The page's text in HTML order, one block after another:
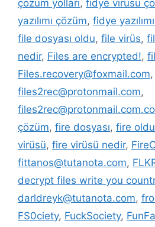
çözüm yolları, fidye virüsü
yazılımı çözüm, fidye
file dosyası oldu, file virüs,
nedir, Files are encrypted!,
Files.recovery@foxmail.com,
files2rec@protonmail.com,
çözüm, fire dosyası, fire oldu
virüsü, fire virüsü nedir,
fittanos@tutanota.com,
decrypt files write you
darldreyk@tutanota.com,
FS0ciety, FuckSociety,